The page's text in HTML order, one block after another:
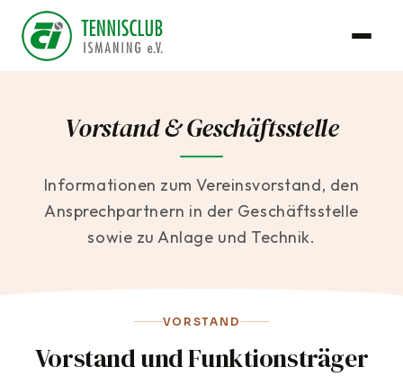
Vorstand & Geschäftsstelle
Informationen zum Vereinsvorstand, den
Ansprechpartnern in der Geschäftsstelle
sowie zu Anlage und Technik.
VORSTAND
Vorstand und Funktionsträger